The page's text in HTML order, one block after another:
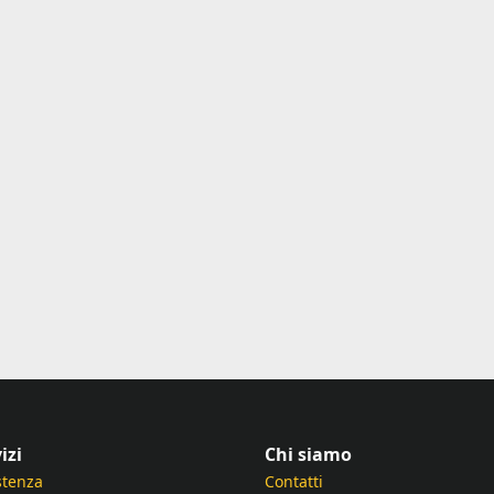
Chi siamo
Contatti